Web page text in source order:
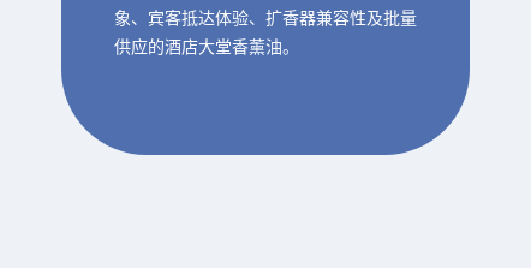
象、宾客抵达体验、扩香器兼容性及批量
供应的酒店大堂香薰油。